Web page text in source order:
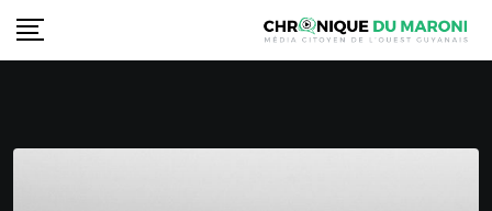
Skip
to